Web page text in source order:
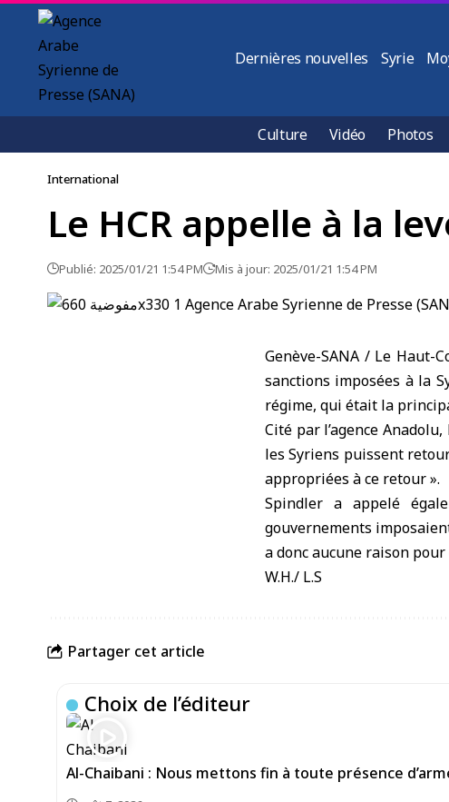
Dernières nouvelles Syrie
Culture Vidéo Photos
International
Le HCR appelle à la
Publié: 2025/01/21 1:54 PM Mis à jour: 2025/01/21 1:54 PM
Genève-SANA / Le Haut-
sanctions imposées à la
régime, qui était la
Cité par l’agence
les Syriens puissent
appropriées à ce retour ».
Spindler a appelé
gouvernements
a donc aucune raison
W.H./ L.S
Partager cet article
Choix de l’éditeur
Al-Chaibani : Nous mettons fin à toute présence